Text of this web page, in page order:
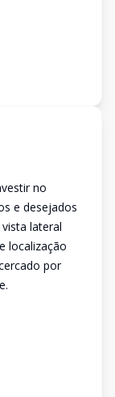
no
e desejados
lateral
localização
por